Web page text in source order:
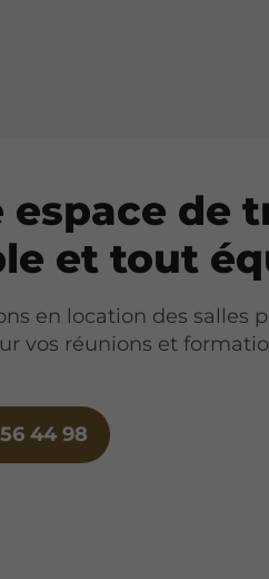
espace de
et tout
en location des salles
vos réunions et
44 98